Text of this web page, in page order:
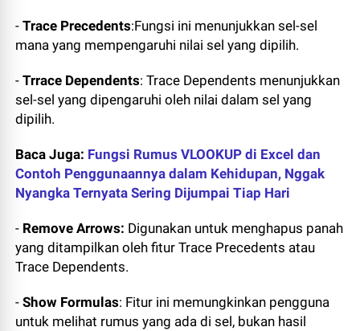
-Trace Precedents:Fungsi ini menunjukkan sel-sel
mana yang mempengaruhi nilai sel yang dipilih.
-Trrace Dependents: Trace Dependents menunjukkan
sel-sel yang dipengaruhi oleh nilai dalam sel yang
dipilih.
Baca Juga: Fungsi Rumus VLOOKUP di Excel dan
Contoh Penggunaannya dalam Kehidupan, Nggak
Nyangka Ternyata Sering Dijumpai Tiap Hari
- Remove Arrows: Digunakan untuk menghapus panah
yang ditampilkan oleh fitur Trace Precedents atau
Trace Dependents.
-Show Formulas: Fitur ini memungkinkan pengguna
untuk melihat rumus yang ada di sel, bukan hasil